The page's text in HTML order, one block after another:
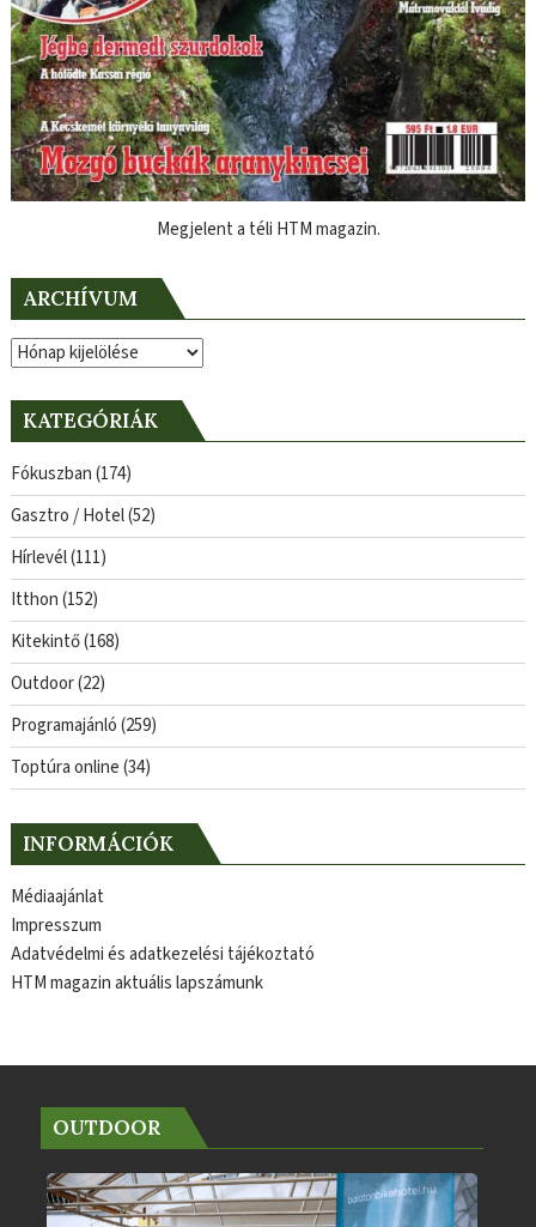
Megjelent a téli HTM magazin.
ARCHÍVUM
Archívum
KATEGÓRIÁK
Fókuszban(174)
Gasztro / Hotel(52)
Hírlevél(111)
Itthon(152)
Kitekintő(168)
Outdoor(22)
Programajánló(259)
Toptúra online(34)
INFORMÁCIÓK
Médiaajánlat
Impresszum
Adatvédelmi és adatkezelési tájékoztató
HTM magazin aktuális lapszámunk
OUTDOOR